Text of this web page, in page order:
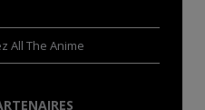
All The Anime